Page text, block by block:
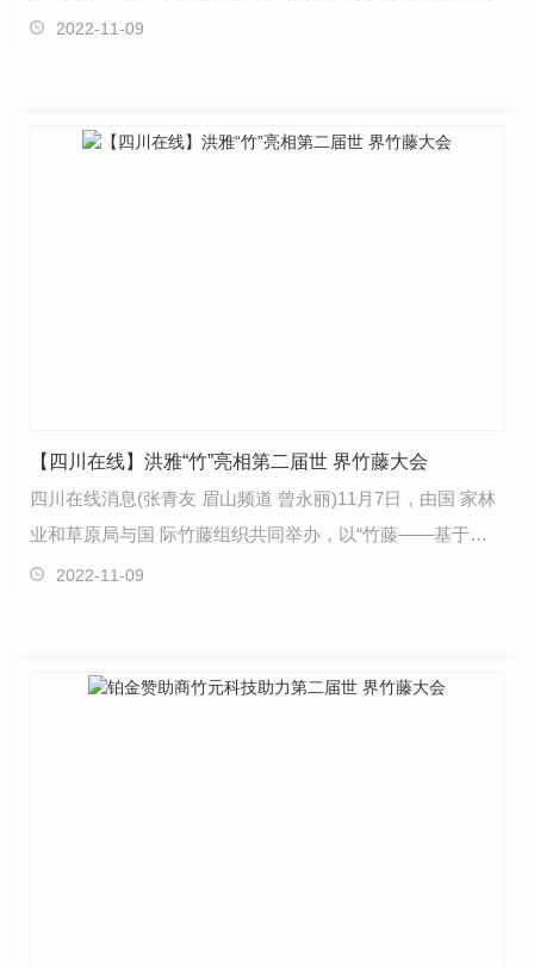
竹藤组织成立二十五周年志庆暨第二届世 界竹藤…
2022-11-09
【四川在线】洪雅“竹”亮相第二届世 界竹藤大会
四川在线消息(张青友 眉山频道 曾永丽)11月7日，由国 家林
业和草原局与国 际竹藤组织共同举办，以“竹藤——基于自
然的可持续发展解决方案”为主题的国 际竹藤组织…
2022-11-09